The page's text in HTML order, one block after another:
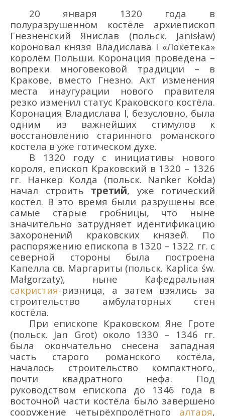
20 января 1320 года в
полуразрушенном костёле архиепископ
Гнезненский Янислав (польск. Janisław)
короновал князя Владислава I «Локетека»
королём Польши. Коронация проведена –
вопреки многовековой традиции – в
Кракове, вместо Гнезно. Акт изменения
места инаугурации нового правителя
резко изменил статус Краковского костёла.
Коронация Владислава I, безусловно, была
одним из важнейших стимулов к
восстановлению старинного романского
костела в уже готическом духе.
В 1320 году с инициативы нового
короля, епископ Краковский в 1320 – 1326
гг. Нанкер Колда (польск. Nanker Kołda)
начал строить третий, уже готический
костёл. В это время были разрушены все
самые старые гробницы, что ныне
значительно затрудняет идентификацию
захоронений краковских князей. По
распоряжению епископа в 1320 – 1322 гг. с
северной стороны была построена
Капелла св. Маргариты (польск. Kaplica św.
Małgorzaty), ныне Кафедральная
сакристия-ризница, а затем взялись за
строительство амбулаторных стен
костёла.
При епископе Краковском Яне Гроте
(польск. Jan Grot) около 1330 – 1346 гг.
была окончательно снесена западная
часть старого романского костёла,
началось строительство компактного,
почти квадратного нефа. Под
руководством епископа до 1346 года в
восточной части костёла было завершено
сооружение четырёхпролётного алтаря,